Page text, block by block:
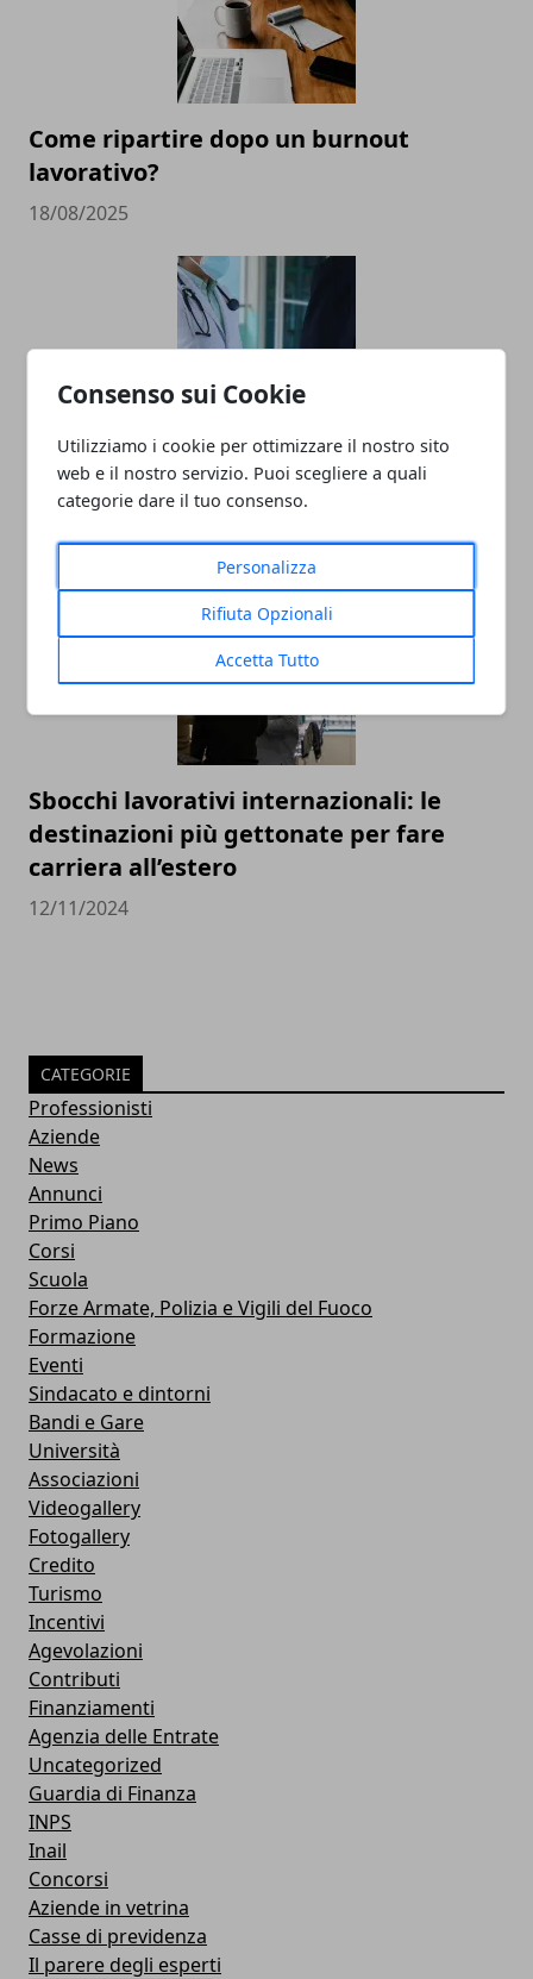
Consenso sui Cookie
Utilizziamo i cookie per ottimizzare il nostro sito
web e il nostro servizio. Puoi scegliere a quali
categorie dare il tuo consenso.
Personalizza
Rifiuta Opzionali
Accetta Tutto
Come ripartire dopo un burnout
lavorativo?
18/08/2025
Rimodulazione dei crediti ECM: le nuove
regole per i professionisti sanitari
27/04/2025
Sbocchi lavorativi internazionali: le
destinazioni più gettonate per fare
carriera all’estero
12/11/2024
CATEGORIE
Professionisti
Aziende
News
Annunci
Primo Piano
Corsi
Scuola
Forze Armate, Polizia e Vigili del Fuoco
Formazione
Eventi
Sindacato e dintorni
Bandi e Gare
Università
Associazioni
Videogallery
Fotogallery
Credito
Turismo
Incentivi
Agevolazioni
Contributi
Finanziamenti
Agenzia delle Entrate
Uncategorized
Guardia di Finanza
INPS
Inail
Concorsi
Aziende in vetrina
Casse di previdenza
Il parere degli esperti